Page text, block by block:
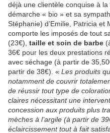
déjà une clientèle conquise à
démarche « bio » et sa
Stéphanie) d’Emilie, Patricia
comporte les imposés de tout
(23€), taille et soin de barbe
36€ pour les deux prestations
avec séchage (à partir de
partir de 38€). « Les produits
notamment de couvrir
de réussir tout type de
claires nécessitant une
concession aux produits plus
mèches à l’argile (à partir de
éclaircissement tout à fait